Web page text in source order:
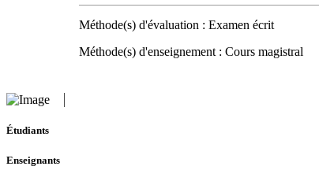
Méthode(s) d'évaluation : Examen écrit
Méthode(s) d'enseignement : Cours magistral
Étudiants
Enseignants